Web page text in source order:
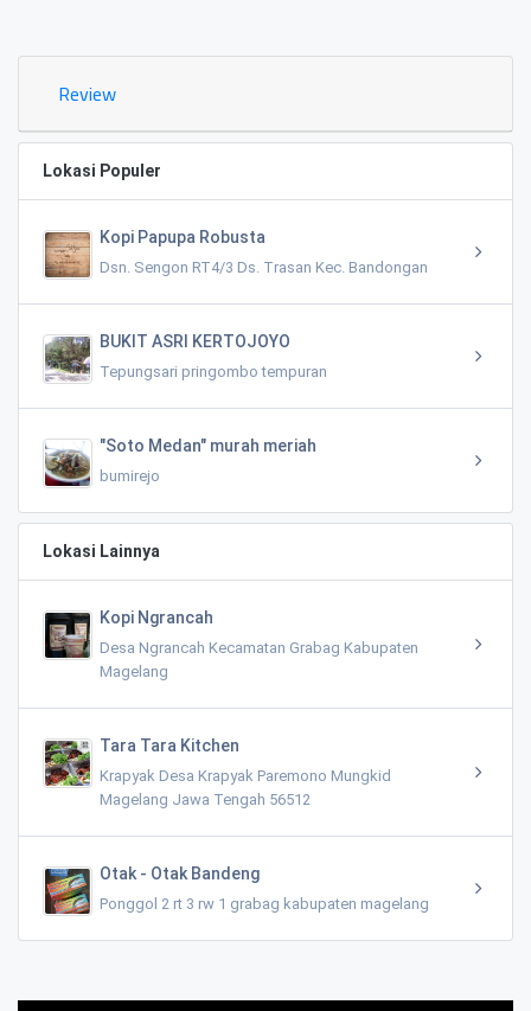
Review
Lokasi Populer
Kopi Papupa Robusta
Dsn. Sengon RT4/3 Ds. Trasan Kec. Bandongan
BUKIT ASRI KERTOJOYO
Tepungsari pringombo tempuran
"Soto Medan" murah meriah
bumirejo
Lokasi Lainnya
Kopi Ngrancah
Desa Ngrancah Kecamatan Grabag Kabupaten
Magelang
Tara Tara Kitchen
Krapyak Desa Krapyak Paremono Mungkid
Magelang Jawa Tengah 56512
Otak - Otak Bandeng
Ponggol 2 rt 3 rw 1 grabag kabupaten magelang